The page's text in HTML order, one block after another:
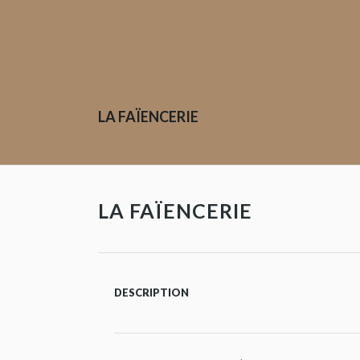
LA FAÏENCERIE
LA FAÏENCERIE
DESCRIPTION